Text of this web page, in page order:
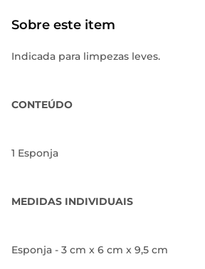
Sobre este item
Indicada para limpezas leves.
CONTEÚDO
1 Esponja
MEDIDAS INDIVIDUAIS
Esponja - 3 cm x 6 cm x 9,5 cm